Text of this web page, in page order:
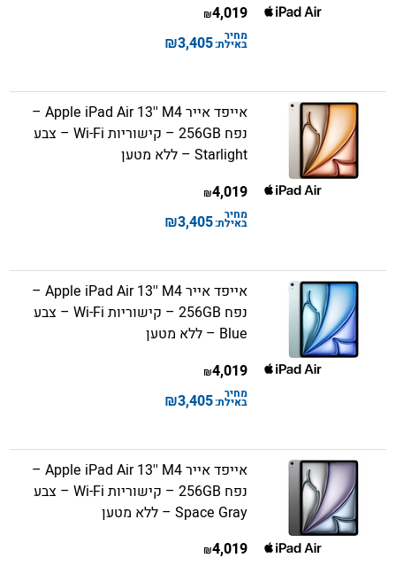
4,019
₪
מחיר
באילת:3,405
₪
אייפד אייר Apple iPad Air 13'' M4 –
נפח 256GB – קישוריות Wi-Fi – צבע
Starlight – ללא מטען
4,019
₪
מחיר
באילת:3,405
₪
אייפד אייר Apple iPad Air 13'' M4 –
נפח 256GB – קישוריות Wi-Fi – צבע
Blue – ללא מטען
4,019
₪
מחיר
באילת:3,405
₪
אייפד אייר Apple iPad Air 13'' M4 –
נפח 256GB – קישוריות Wi-Fi – צבע
Space Gray – ללא מטען
4,019
₪